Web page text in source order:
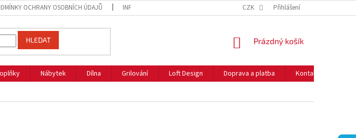
OCHRANY OSOBNÍCH ÚDAJŮ INFORMACE O COOKIES NEJČASTĚJŠÍ OTÁZKY
CZK Přihlášení
HLEDAT
NÁKUPNÍ
Prázdný košík
Nábytek Dílna Grilování Loft Design Doprava a platba Kontakty